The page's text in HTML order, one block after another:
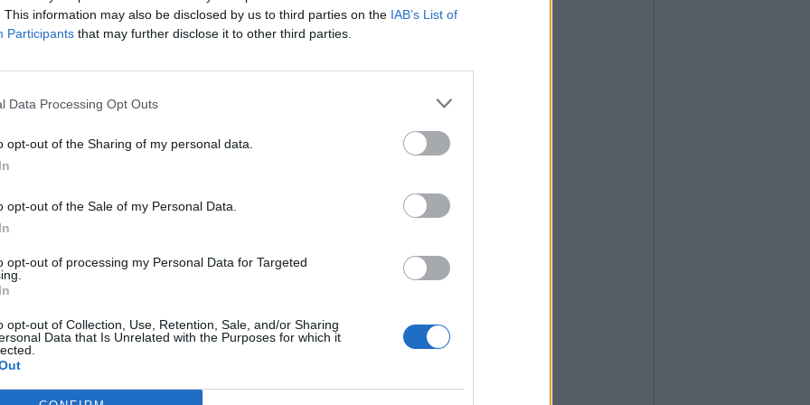
This information may also be disclosed by us to third parties on the IAB’s List of
Participants that may further disclose it to other third parties.
Data Processing Opt Outs
opt-out of the Sharing of my personal data.
opt-out of the Sale of my Personal Data.
opt-out of processing my Personal Data for Targeted
opt-out of Collection, Use, Retention, Sale, and/or Sharing
Data that Is Unrelated with the Purposes for which it
che i neuroni specchio lasciano
malattia più misteriosa di tutte:
stagione si apre, dopo quella dell’homo
ci dice che siamo biologicamente
agli altri, per provare le stesse emozioni
Tutti gli eventi